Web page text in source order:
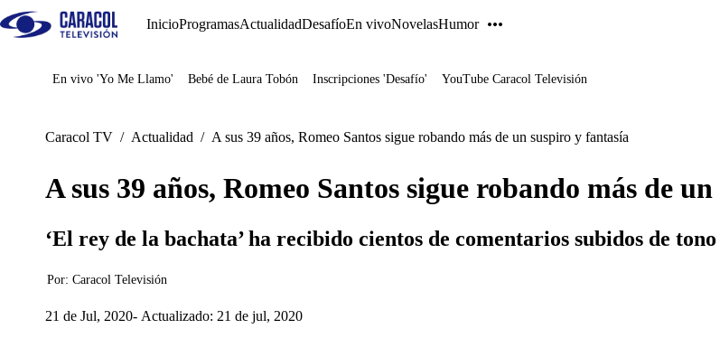
InicioProgramasActualidadDesafíoEn vivoNovelasHumor
Juegos
En vivo 'Yo Me Llamo' Bebé de Laura Tobón Inscripciones 'Desafío' YouTube Caracol Televisión
Caracol TV / Actualidad / A sus 39 años, Romeo Santos sigue robando más de un suspiro y fantasía
A sus 39 años, Romeo Santos sigue robando más de
‘El rey de la bachata’ ha recibido cientos de comentarios subidos de
Por: Caracol Televisión
21 de Jul, 2020 Actualizado: 21 de jul, 2020